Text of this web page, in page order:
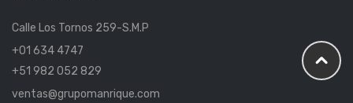
Calle Los Tornos 259-S.M.P
+01 634 4747
+51 982 052 829
ventas@grupomanrique.com